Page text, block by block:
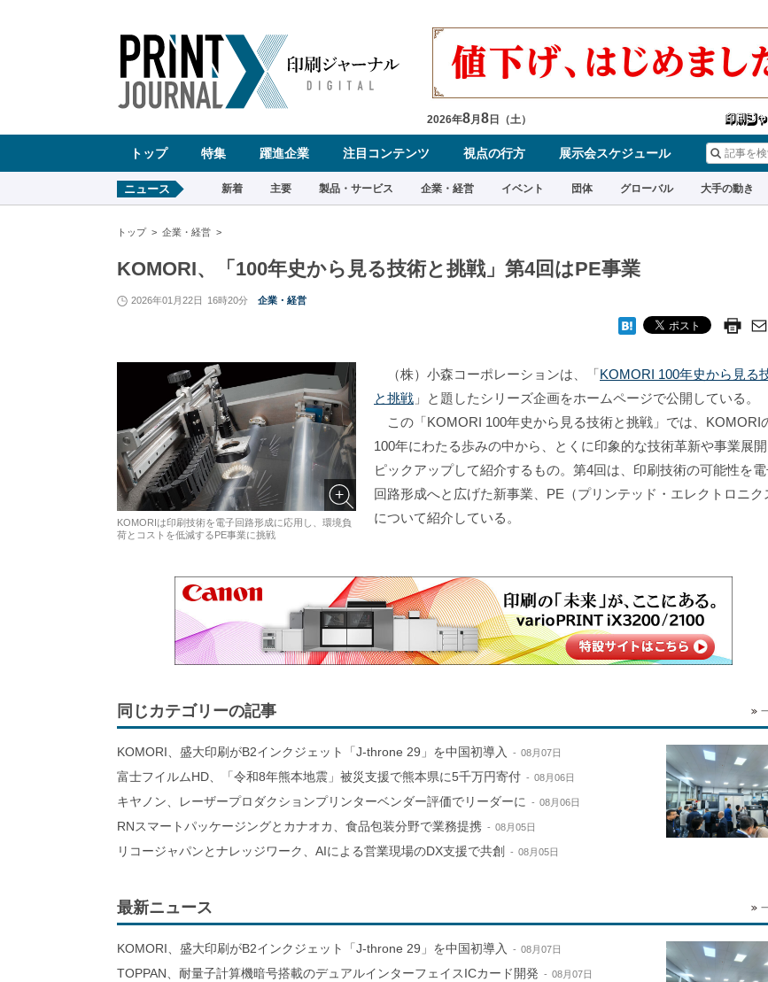
ア
ゲ
ン
2026年8月 8 日（土）
トップ 特集 躍進企業 注目コンテンツ 視点の行方 展示会スケジュール
ニュース 新着 主要 製品・サービス 企業・経営 イベント 団体 グローバル 大手の動き
トップ 企業・経営
KOMORI、「100年史から見る技術と挑戦」第4回はPE事業
2026年01月22日 16時20分 企業・経営
KOMORIは印刷技術を電子回路形成に応用し、環境負
荷とコストを低減するPE事業に挑戦
（株）小森コーポレーションは、「KOMORI 100年史から見る
と挑戦 」と題したシリーズ企画をホームページで公開している。
この「KOMORI 100年史から見る技術と挑戦」では、KOMORI
100年にわたる歩みの中から、とくに印象的な技術革新や事業展
ピックアップして紹介するもの。第4回は、印刷技術の可能性を
回路形成へと広げた新事業、PE（プリンテッド・エレクトロニク
について紹介している。
同じカテゴリーの記事
KOMORI、盛大印刷がB2インクジェット「J-throne 29」を中国初導入 08月07日
富士フイルムHD、「令和8年熊本地震」被災支援で熊本県に5千万円寄付 08月06日
キヤノン、レーザープロダクションプリンターベンダー評価でリーダーに 08月06日
RNスマートパッケージングとカナオカ、食品包装分野で業務提携 08月05日
リコージャパンとナレッジワーク、AIによる営業現場のDX支援で共創 08月05日
最新ニュース
KOMORI、盛大印刷がB2インクジェット「J-throne 29」を中国初導入 08月07日
TOPPAN、耐量子計算機暗号搭載のデュアルインターフェイスICカード開発 08月07日